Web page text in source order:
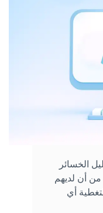
الخسائر
من أن لديهم
أي